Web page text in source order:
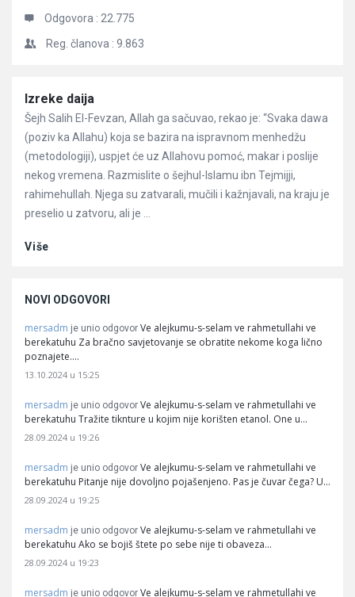
Odgovora : 22.775
Reg. članova : 9.863
Članci
Izreke daija
Šejh Salih El-Fevzan, Allah ga sačuvao, rekao je: “Svaka dawa
(poziv ka Allahu) koja se bazira na ispravnom menhedžu
(metodologiji), uspjet će uz Allahovu pomoć, makar i poslije
nekog vremena. Razmislite o šejhul-Islamu ibn Tejmijji,
rahimehullah. Njega su zatvarali, mučili i kažnjavali, na kraju je
preselio u zatvoru, ali je ...
Više
NOVI ODGOVORI
mersadm je unio odgovor Ve alejkumu-s-selam ve rahmetullahi ve
berekatuhu Za bračno savjetovanje se obratite nekome koga lično
poznajete.…
13.10.2024 u 15:25
mersadm je unio odgovor Ve alejkumu-s-selam ve rahmetullahi ve
berekatuhu Tražite tiknture u kojim nije korišten etanol. One u…
28.09.2024 u 19:26
mersadm je unio odgovor Ve alejkumu-s-selam ve rahmetullahi ve
berekatuhu Pitanje nije dovoljno pojašenjeno. Pas je čuvar čega? U…
28.09.2024 u 19:25
mersadm je unio odgovor Ve alejkumu-s-selam ve rahmetullahi ve
berekatuhu Ako se bojiš štete po sebe nije ti obaveza…
28.09.2024 u 19:23
mersadm je unio odgovor Ve alejkumu-s-selam ve rahmetullahi ve